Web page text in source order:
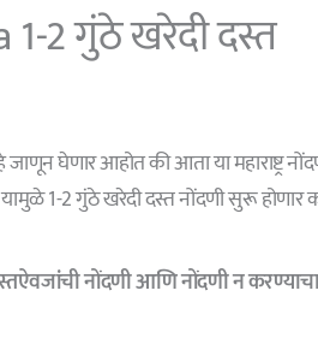
2 गुंठे खरेदी दस्त
घेणार आहोत की आता या महाराष्ट्र
1-2 गुंठे खरेदी दस्त नोंदणी सुरू होणार
नोंदणी आणि नोंदणी न